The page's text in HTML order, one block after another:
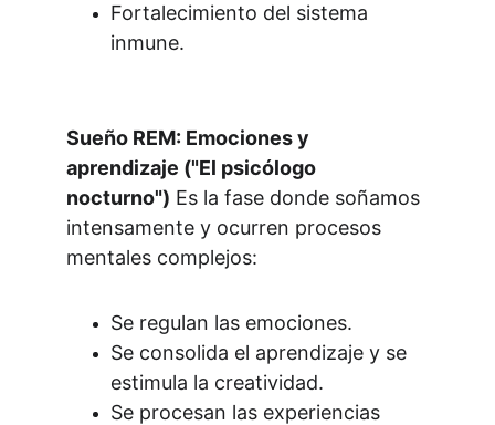
Fortalecimiento del sistema
inmune.
Sueño REM: Emociones y
aprendizaje ("El psicólogo
nocturno") Es la fase donde soñamos
intensamente y ocurren procesos
mentales complejos:
Se regulan las emociones.
Se consolida el aprendizaje y se
estimula la creatividad.
Se procesan las experiencias